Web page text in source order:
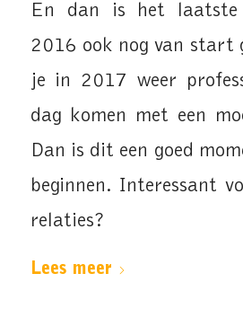
En dan is het
2016 ook nog van start
je in 2017 weer
dag komen met een
Dan is dit een goed
beginnen. Interessant
relaties?
Lees meer